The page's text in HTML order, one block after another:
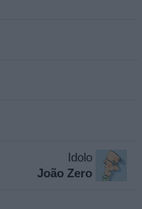
Idolo
João Zero